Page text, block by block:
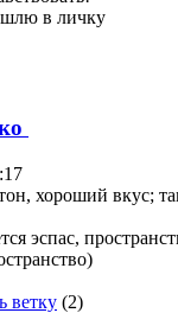
в личку
хороший вкус;
эспас,
ветку (2)